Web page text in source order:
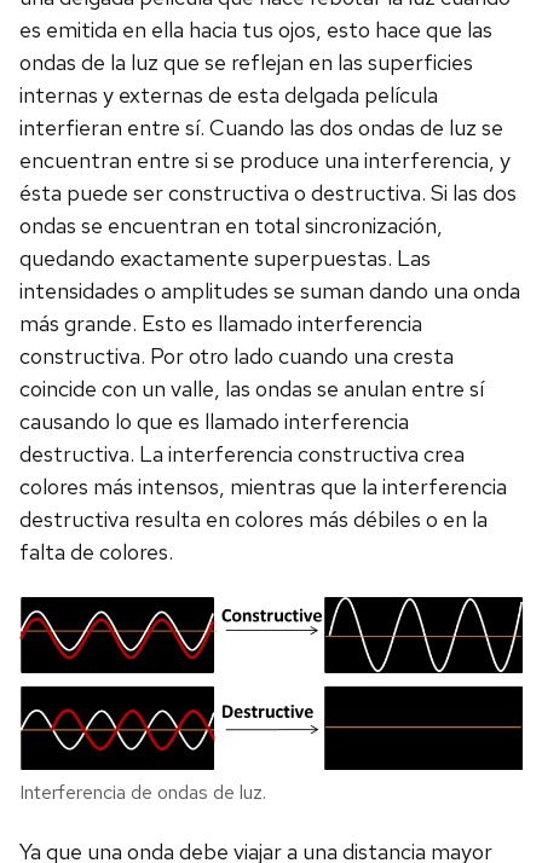
es emitida en ella hacia tus ojos, esto hace que las
ondas de la luz que se reflejan en las superficies
internas y externas de esta delgada película
interfieran entre sí. Cuando las dos ondas de luz se
encuentran entre si se produce una interferencia, y
ésta puede ser constructiva o destructiva. Si las dos
ondas se encuentran en total sincronización,
quedando exactamente superpuestas. Las
intensidades o amplitudes se suman dando una onda
más grande. Esto es llamado interferencia
constructiva. Por otro lado cuando una cresta
coincide con un valle, las ondas se anulan entre sí
causando lo que es llamado interferencia
destructiva. La interferencia constructiva crea
colores más intensos, mientras que la interferencia
destructiva resulta en colores más débiles o en la
falta de colores.
Interferencia de ondas de luz.
Ya que una onda debe viajar a una distancia mayor